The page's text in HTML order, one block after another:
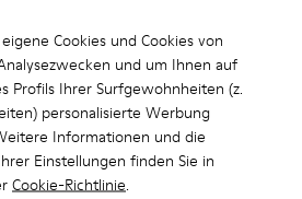
Cookies und Cookies von
und um Ihnen auf
Profils Ihrer Surfgewohnheiten (z.
personalisierte Werbung
Informationen und die
Einstellungen finden Sie in
Cookie-Richtlinie.
Schuhe